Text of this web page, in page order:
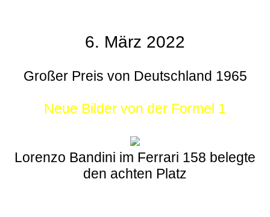
6. März 2022
Großer Preis von Deutschland 1965
Neue Bilder von der Formel 1
Lorenzo Bandini im Ferrari 158 belegte
den achten Platz